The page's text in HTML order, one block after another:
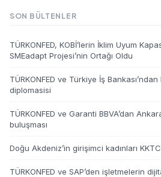
SON BÜLTENLER
TÜRKONFED, KOBİ’lerin İklim Uyum
SMEadapt Projesi’nin Ortağı Oldu
TÜRKONFED ve Türkiye İş
diplomasisi
TÜRKONFED ve Garanti BBVA’dan
buluşması
Doğu Akdeniz’in girişimci kadınları
TÜRKONFED ve SAP’den işletmelerin